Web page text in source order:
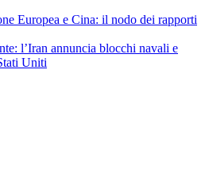
Europea e Cina: il nodo dei rapporti
l’Iran annuncia blocchi navali e
Uniti